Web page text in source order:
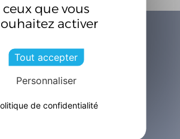
ceux que vous
activer
Tout accepter
Personnaliser
de confidentialité